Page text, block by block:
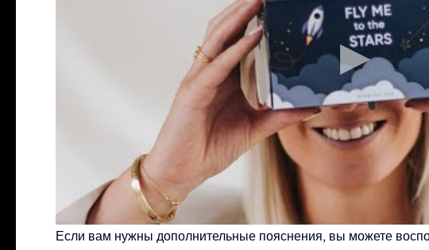
Если вам нужны дополнительные пояснения, вы можете